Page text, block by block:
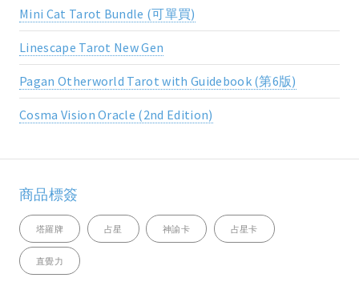
Mini Cat Tarot Bundle (可單買)
Linescape Tarot New Gen
Pagan Otherworld Tarot with Guidebook (第6版)
Cosma Vision Oracle (2nd Edition)
商品標簽
塔羅牌 占星 神諭卡 占星卡
直覺力